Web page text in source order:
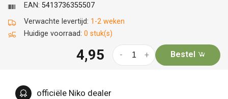
Verwachte levertijd: 1-2 weken
Huidige voorraad: 0 stuk(s)
EAN: 5413736355507
4,95 +
- Bestel
officiële Niko dealer